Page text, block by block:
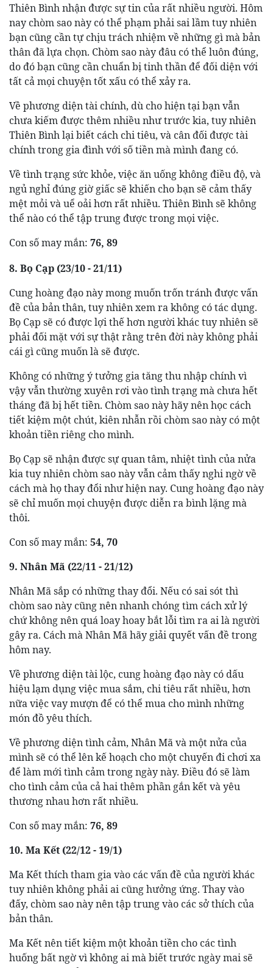
Thiên Bình nhận được sự tin của rất nhiều người. Hôm
nay chòm sao này có thể phạm phải sai lầm tuy nhiên
bạn cũng cần tự chịu trách nhiệm về những gì mà bản
thân đã lựa chọn. Chòm sao này đâu có thể luôn đúng,
do đó bạn cũng cần chuẩn bị tinh thần để đối diện với
tất cả mọi chuyện tốt xấu có thể xảy ra.
Về phương diện tài chính, dù cho hiện tại bạn vẫn
chưa kiếm được thêm nhiều như trước kia, tuy nhiên
Thiên Bình lại biết cách chi tiêu, và cân đối được tài
chính trong gia đình với số tiền mà mình đang có.
Về tình trạng sức khỏe, việc ăn uống không điều độ, và
ngủ nghỉ đúng giờ giấc sẽ khiến cho bạn sẽ cảm thấy
mệt mỏi và uể oải hơn rất nhiều. Thiên Bình sẽ không
thể nào có thể tập trung được trong mọi việc.
Con số may mắn: 76, 89
8. Bọ Cạp (23/10 - 21/11)
Cung hoàng đạo này mong muốn trốn tránh được vấn
đề của bản thân, tuy nhiên xem ra không có tác dụng.
Bọ Cạp sẽ có được lợi thế hơn người khác tuy nhiên sẽ
phải đối mặt với sự thật rằng trên đời này không phải
cái gì cũng muốn là sẽ được.
Không có những ý tưởng gia tăng thu nhập chính vì
vậy vẫn thường xuyên rơi vào tình trạng mà chưa hết
tháng đã bị hết tiền. Chòm sao này hãy nên học cách
tiết kiệm một chút, kiên nhẫn rồi chòm sao này có một
khoản tiền riêng cho mình.
Bọ Cạp sẽ nhận được sự quan tâm, nhiệt tình của nửa
kia tuy nhiên chòm sao này vẫn cảm thấy nghi ngờ về
cách mà họ thay đổi như hiện nay. Cung hoàng đạo này
sẽ chỉ muốn mọi chuyện được diễn ra bình lặng mà
thôi.
Con số may mắn: 54, 70
9. Nhân Mã (22/11 - 21/12)
Nhân Mã sắp có những thay đổi. Nếu có sai sót thì
chòm sao này cũng nên nhanh chóng tìm cách xử lý
chứ không nên quá loay hoay bắt lỗi tìm ra ai là người
gây ra. Cách mà Nhân Mã hãy giải quyết vấn đề trong
hôm nay.
Về phương diện tài lộc, cung hoàng đạo này có dấu
hiệu lạm dụng việc mua sắm, chi tiêu rất nhiều, hơn
nữa việc vay mượn để có thể mua cho mình những
món đồ yêu thích.
Về phương diện tình cảm, Nhân Mã và một nửa của
mình sẽ có thể lên kế hoạch cho một chuyến đi chơi xa
để làm mới tình cảm trong ngày này. Điều đó sẽ làm
cho tình cảm của cả hai thêm phần gắn kết và yêu
thương nhau hơn rất nhiều.
Con số may mắn: 76, 89
10. Ma Kết (22/12 - 19/1)
Ma Kết thích tham gia vào các vấn đề của người khác
tuy nhiên không phải ai cũng hưởng ứng. Thay vào
đấy, chòm sao này nên tập trung vào các sở thích của
bản thân.
Ma Kết nên tiết kiệm một khoản tiền cho các tình
huống bất ngờ vì không ai mà biết trước ngày mai sẽ